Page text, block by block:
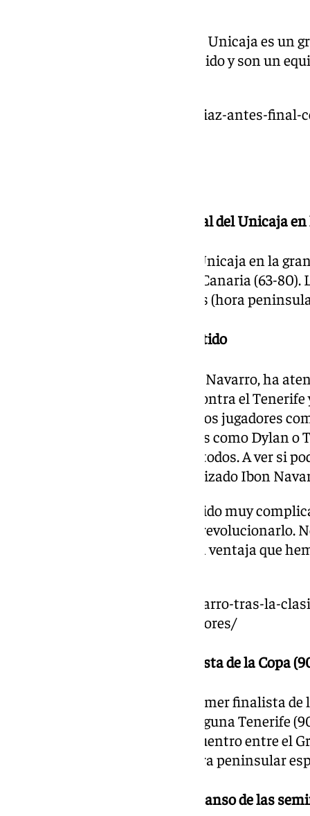
Sabemos que no va a ser fácil, el Unicaja es un
virtud. Tienen un juego muy rápido y son un
https://www.101tv.es/alberto-diaz-antes-final-
23.31 | El Real Madrid será el rival del Unicaja
El Real Madrid será el rival del Unicaja en la
imponerse al Dreamland Gran Canaria (63-
Canaria Arena a las 20.00 horas (hora
21.00 Rueda de prensa post partido
El entrenador del Unicaja, Ibon Navarro, ha
comunicación tras la victoria contra el Tenerife
“Hoy han aparecido otros jugadores
Tyson Carter mientras que otros como Dylan
Muy contento por el trabajo de todos. A ver si
del partido de mañana”, ha analizado Ibon
“Sabíamos que iba a ser un partido muy
tenían un plan de partido para revolucionarlo.
parte hemos sabido jugar con la ventaja que
https://www.101tv.es/ibon-navarro-tras-la-
hoy-han-aparecido-otros-jugadores/
20.30 | El Unicaja, primer finalista de la Copa
El Unicaja se convierte en el primer finalista de
Canaria tras imponerse a La Laguna Tenerife
enfrentarán al ganador del encuentro entre el
se disputa a las 21.30 horas (hora peninsular
19.20 | Máxima igualdad al descanso de las